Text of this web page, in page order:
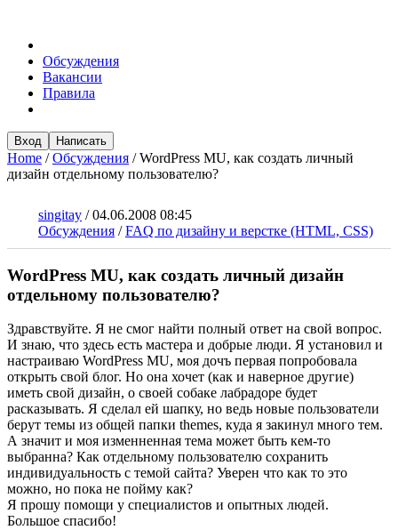
Обсуждения
Вакансии
Правила
Вход Написать
Home /Обсуждения /WordPress MU, как создать личный
дизайн отдельному пользователю?
singitay /04.06.2008 08:45
Обсуждения /FAQ по дизайну и верстке (HTML, CSS)
WordPress MU, как создать личный дизайн
отдельному пользователю?
Здравствуйте. Я не смог найти полный ответ на свой вопрос.
И знаю, что здесь есть мастера и добрые люди. Я установил и
настраиваю WordPress MU, моя дочъ первая попробовала
открыть свой блог. Но она хочет (как и наверное другие)
иметь свой дизайн, о своей собаке лабрадоре будет
расказывать. Я сделал ей шапку, но ведь новые пользователи
берут темы из общей папки themes, куда я закинул много тем.
А значит и моя изменненная тема может быть кем-то
выбранна? Как отдельному пользователю сохранить
индивидуальность с темой сайта? Уверен что как то это
можно, но пока не пойму как?
Я прошу помощи у специалистов и опытных людей.
Большое спасибо!